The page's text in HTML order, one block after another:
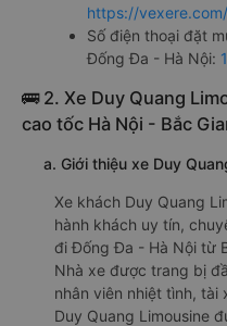
https://
Số điện thoại đặt
Đống Đa - Hà Nội:
🚌 2. Xe Duy Quang
cao tốc Hà Nội - Bắc
a. Giới thiệu xe Duy
Xe khách Duy Quang
hành khách uy tín,
đi Đống Đa - Hà Nội từ
Nhà xe được trang bị
nhân viên nhiệt tình, tài
Duy Quang Limousine